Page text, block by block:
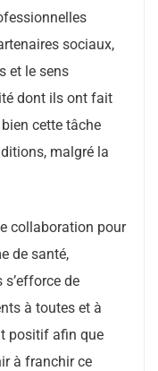
sociaux,
et le sens
dont ils ont fait
cette tâche
malgré la
collaboration pour
de santé,
de
à toutes et à
positif afin que
à franchir ce